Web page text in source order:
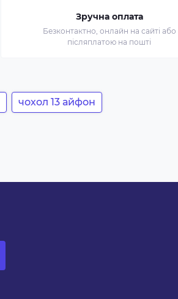
Зручна оплата
Безконтактно, онлайн на сайті або
післяплатою на пошті
чохол 13 айфон